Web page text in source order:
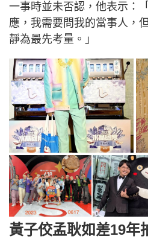
一事時並未否認，他表示：
應，我需要問我的當事人，
靜為最先考量。」
黃子佼孟耿如差19年